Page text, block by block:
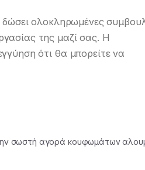
ολοκληρωμένες
της μαζί σας. Η
ότι θα μπορείτε να
σωστή αγορά κουφωμάτων